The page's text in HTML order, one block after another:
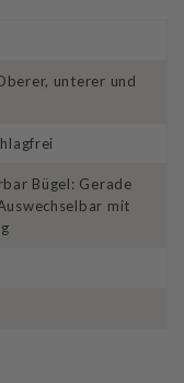
unterer und
Bügel: Gerade
mit